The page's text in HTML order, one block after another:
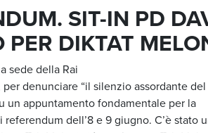
SIT-IN PD
PER DIKTAT
sede della Rai
per denunciare “il silenzio assordante del
un appuntamento fondamentale per la
dell’8 e 9 giugno. C’è stato